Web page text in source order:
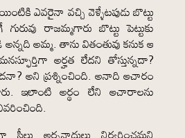
ఎవరైనా వచ్చి వెళ్ళేటపుడు బొట్టు
రాజమ్మగారు బొట్టు పెట్టుకు
అమ్మ. తాను వితంతువు కనుక ఆ
అర్హత లేదని తోస్తున్నదా?
అని ప్రశ్నించింది. అనాది ఆచారం
ఇలాంటి అర్థం లేని ఆచారాలను